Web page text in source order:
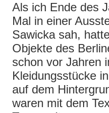
Als ich Ende des
Mal in einer
Sawicka sah,
Objekte des
schon vor Jahren
Kleidungsstücke
auf dem
waren mit dem